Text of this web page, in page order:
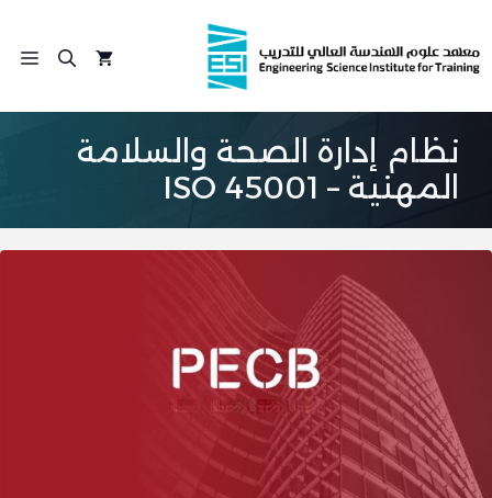
إلى
المحتوى
نظام إدارة الصحة والسلامة
المهنية – ISO 45001